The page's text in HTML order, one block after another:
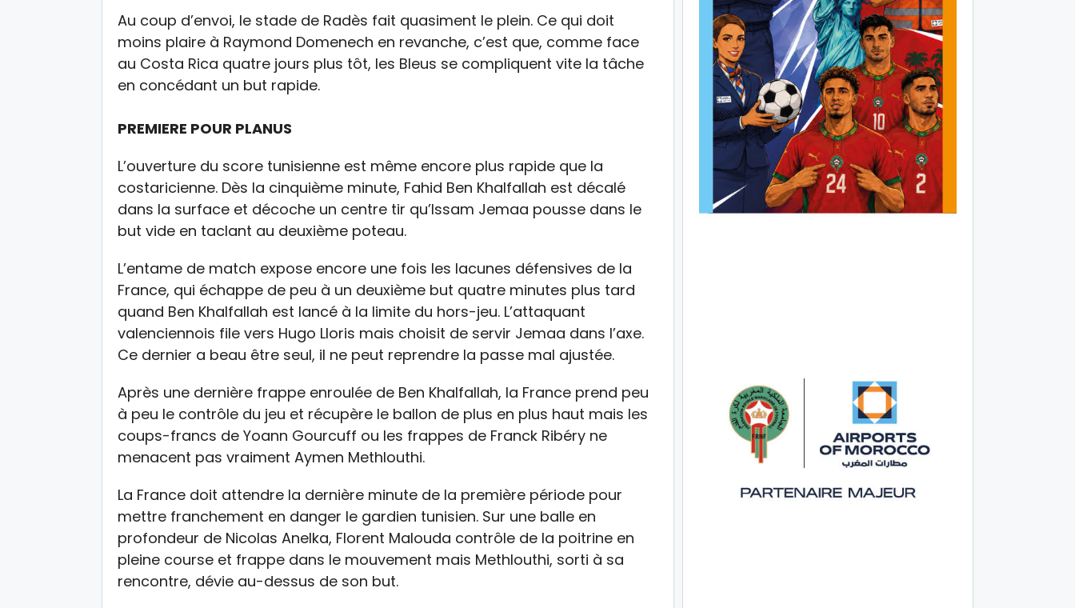
Au coup d’envoi, le stade de Radès fait quasiment le plein. Ce qui doit
moins plaire à Raymond Domenech en revanche, c’est que, comme face
au Costa Rica quatre jours plus tôt, les Bleus se compliquent vite la tâche
en concédant un but rapide.
PREMIERE POUR PLANUS
L’ouverture du score tunisienne est même encore plus rapide que la
costaricienne. Dès la cinquième minute, Fahid Ben Khalfallah est décalé
dans la surface et décoche un centre tir qu’Issam Jemaa pousse dans le
but vide en taclant au deuxième poteau.
L’entame de match expose encore une fois les lacunes défensives de la
France, qui échappe de peu à un deuxième but quatre minutes plus tard
quand Ben Khalfallah est lancé à la limite du hors-jeu. L’attaquant
valenciennois file vers Hugo Lloris mais choisit de servir Jemaa dans l’axe.
Ce dernier a beau être seul, il ne peut reprendre la passe mal ajustée.
Après une dernière frappe enroulée de Ben Khalfallah, la France prend peu
à peu le contrôle du jeu et récupère le ballon de plus en plus haut mais les
coups-francs de Yoann Gourcuff ou les frappes de Franck Ribéry ne
menacent pas vraiment Aymen Methlouthi.
La France doit attendre la dernière minute de la première période pour
mettre franchement en danger le gardien tunisien. Sur une balle en
profondeur de Nicolas Anelka, Florent Malouda contrôle de la poitrine en
pleine course et frappe dans le mouvement mais Methlouthi, sorti à sa
rencontre, dévie au-dessus de son but.